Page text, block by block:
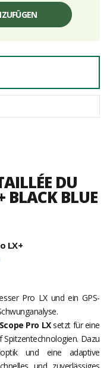
DU
BLACK BLUE
LX+
Pro LX und ein GPS-
Pro LXsetzt für eine
Dazu
und eine adaptive